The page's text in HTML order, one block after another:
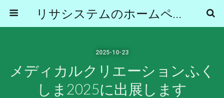
リサシステムのホームページ
2025-10-23
メディカルクリエーションふく
しま2025に出展します